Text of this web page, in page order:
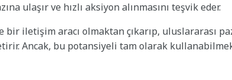
ulaşır ve hızlı aksiyon alınmasını teşvik eder.
bir iletişim aracı olmaktan çıkarıp, uluslararası
Ancak, bu potansiyeli tam olarak